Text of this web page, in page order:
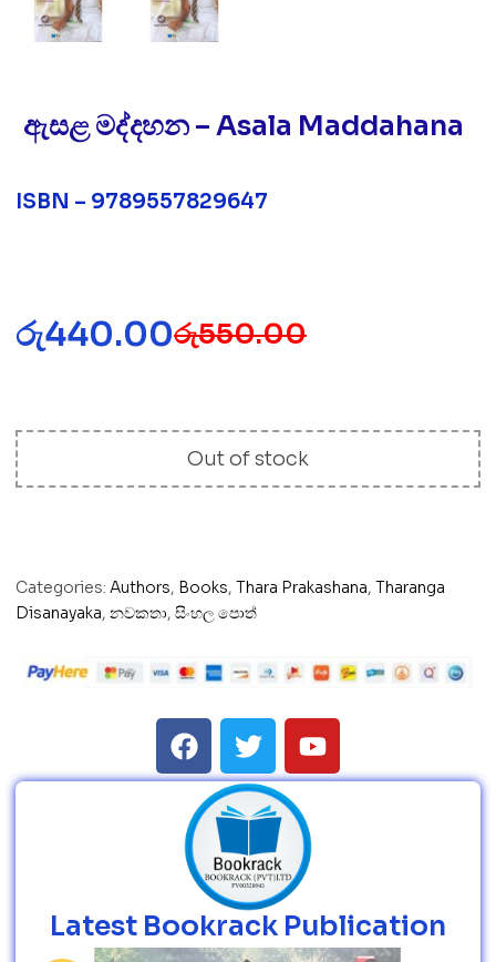
ඇසළ මද්දහන – Asala Maddahana
ISBN – 9789557829647
රු550.00
රු440.00
Out of stock
Categories: Authors, Books, Thara Prakashana, Tharanga
Disanayaka, නවකතා, සිංහල පොත්
Latest Bookrack Publication